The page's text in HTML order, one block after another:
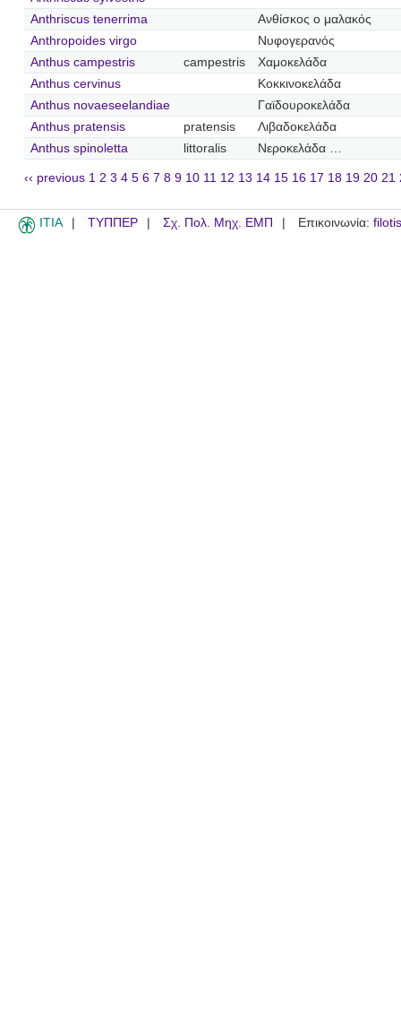
Anthriscus tenerrima
Ανθίσκος ο μαλακός
Anthropoides virgo
Νυφογερανός
Anthus campestris
campestris
Χαμοκελάδα
Anthus cervinus
Κοκκινοκελάδα
Anthus novaeseelandiae
Γαϊδουροκελάδα
Anthus pratensis
pratensis
Λιβαδοκελάδα
Anthus spinoletta
littoralis Νεροκελάδα …
‹‹ previous 1 2 3 4 5 6 7 8 9 10 11 12 13 14 15 16 17 18 19 20 21
ITIA ΤΥΠΠΕΡ Σχ. Πολ. Μηχ. ΕΜΠ Επικοινωνία: